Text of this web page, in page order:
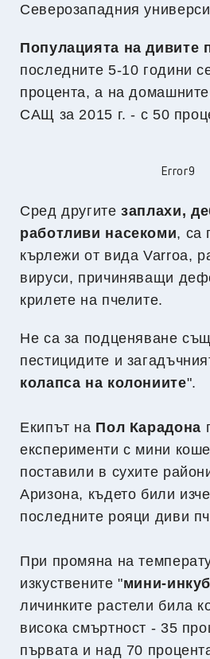
Северозападния
Популацията на дивите
последните 5-10 години
процента, а на
САЩ за 2015 г. - с 50
Error9
Сред другитезаплахи,
работливи насекоми, са
кърлежи от вида Varroa,
вируси, причиняващи
крилете на пчелите.
Не са за подценяване
пестицидите и
колапса на колониите".
Екипът на Пол Карадона
експерименти с мини
поставили в сухите
Аризона, където били
последните рояци диви
При промяна на
изкуствените "мини-
личинките растели била
висока смъртност - 35
първата и над 70